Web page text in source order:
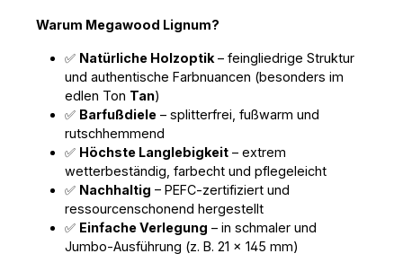
passt perfekt zu modernen,
naturnahen Außenbereichen. Mit der Zeit
entwickelt sie einen schönen, authentischen
Charakter. Ideal für: Terrassen & Balkone
Poolumrandungen Dachterrassen
Gastronomie- und Objektbereiche
Verwandeln Sie Ihren Außenbereich in eine
warme, großzügige Wohlfühloase – mit der
Megawood Lignum Jumbo 21x242 mm Tan.
Jede Diele ein Unikat. Nachhaltig. Zeitlos.
Made in Germany.
Warum Megawood Lignum?
✅ Natürliche Holzoptik – feingliedrige Struktur
und authentische Farbnuancen (besonders im
edlen Ton Tan)
✅ Barfußdiele – splitterfrei, fußwarm und
rutschhemmend
✅ Höchste Langlebigkeit – extrem
wetterbeständig, farbecht und pflegeleicht
✅ Nachhaltig – PEFC-zertifiziert und
ressourcenschonend hergestellt
✅ Einfache Verlegung – in schmaler und
Jumbo-Ausführung (z. B. 21 × 145 mm)